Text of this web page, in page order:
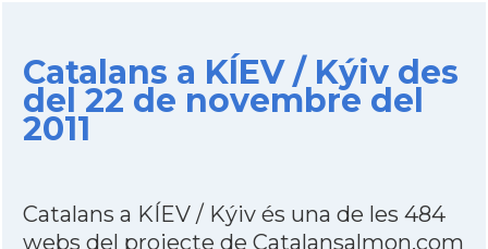
Catalans a KÍEV / Kýiv des
del 22 de novembre del
2011
Catalans a KÍEV / Kýiv és una de les 484
webs del projecte de Catalansalmon.com